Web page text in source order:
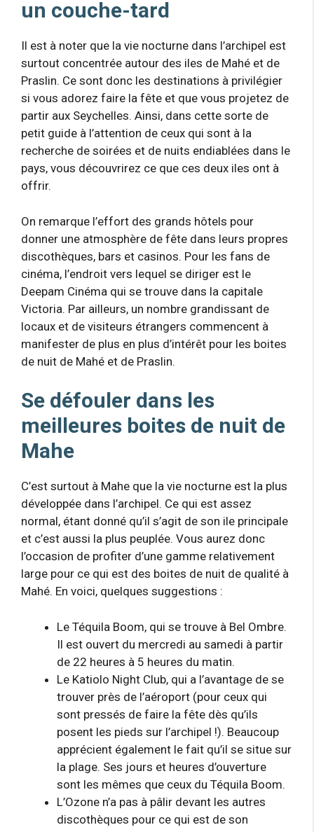
un couche-tard
Il est à noter que la vie nocturne dans l’archipel est
surtout concentrée autour des iles de Mahé et de
Praslin. Ce sont donc les destinations à privilégier
si vous adorez faire la fête et que vous projetez de
partir aux Seychelles. Ainsi, dans cette sorte de
petit guide à l’attention de ceux qui sont à la
recherche de soirées et de nuits endiablées dans le
pays, vous découvrirez ce que ces deux iles ont à
offrir.
On remarque l’effort des grands hôtels pour
donner une atmosphère de fête dans leurs propres
discothèques, bars et casinos. Pour les fans de
cinéma, l’endroit vers lequel se diriger est le
Deepam Cinéma qui se trouve dans la capitale
Victoria. Par ailleurs, un nombre grandissant de
locaux et de visiteurs étrangers commencent à
manifester de plus en plus d’intérêt pour les boites
de nuit de Mahé et de Praslin.
Se défouler dans les
meilleures boites de nuit de
Mahe
C’est surtout à Mahe que la vie nocturne est la plus
développée dans l’archipel. Ce qui est assez
normal, étant donné qu’il s’agit de son ile principale
et c’est aussi la plus peuplée. Vous aurez donc
l’occasion de profiter d’une gamme relativement
large pour ce qui est des boites de nuit de qualité à
Mahé. En voici, quelques suggestions :
Le Téquila Boom, qui se trouve à Bel Ombre.
Il est ouvert du mercredi au samedi à partir
de 22 heures à 5 heures du matin.
Le Katiolo Night Club, qui a l’avantage de se
trouver près de l’aéroport (pour ceux qui
sont pressés de faire la fête dès qu’ils
posent les pieds sur l’archipel !). Beaucoup
apprécient également le fait qu’il se situe sur
la plage. Ses jours et heures d’ouverture
sont les mêmes que ceux du Téquila Boom.
L’Ozone n’a pas à pâlir devant les autres
discothèques pour ce qui est de son